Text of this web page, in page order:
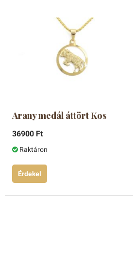
Arany medál áttört Kos
36900 Ft
Raktáron
Érdekel